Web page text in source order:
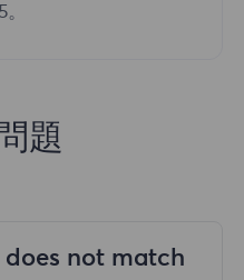
題
does not match